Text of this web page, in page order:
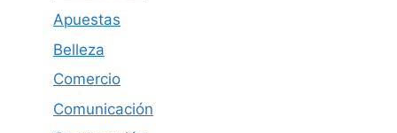
Apuestas
Belleza
Comercio
Comunicación